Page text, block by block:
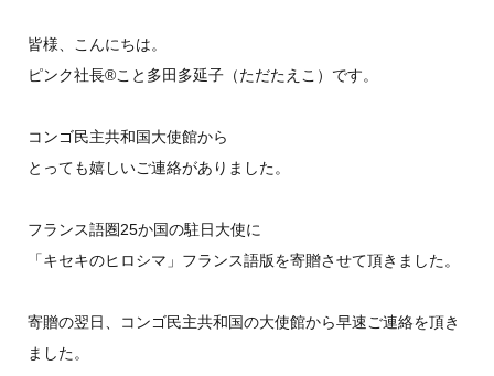
皆様、こんにちは。
ピンク社長®︎こと多田多延子（ただたえこ）です。
コンゴ民主共和国大使館から
とっても嬉しいご連絡がありました。
フランス語圏25か国の駐日大使に
「キセキのヒロシマ」フランス語版を寄贈させて頂きました。
寄贈の翌日、コンゴ民主共和国の大使館から早速ご連絡を頂き
ました。